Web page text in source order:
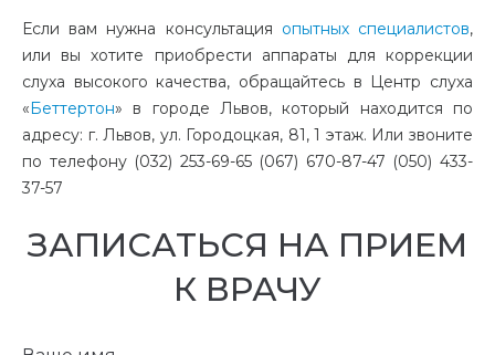
Если вам нужна консультация опытных специалистов,
или вы хотите приобрести аппараты для коррекции
слуха высокого качества, обращайтесь в Центр слуха
«Беттертон» в городе Львов, который находится по
адресу: г. Львов, ул. Городоцкая, 81, 1 этаж. Или звоните
по телефону (032) 253-69-65 (067) 670-87-47 (050) 433-
37-57
ЗАПИСАТЬСЯ НА ПРИЕМ
К ВРАЧУ